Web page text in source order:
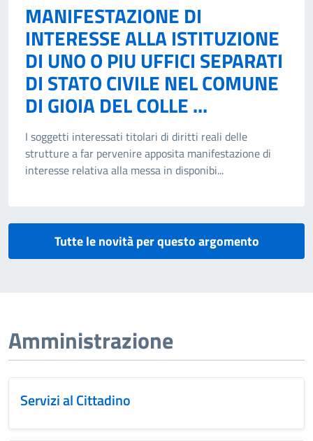
MANIFESTAZIONE DI
INTERESSE ALLA ISTITUZIONE
DI UNO O PIU UFFICI SEPARATI
DI STATO CIVILE NEL COMUNE
DI GIOIA DEL COLLE ...
I soggetti interessati titolari di diritti reali delle
strutture a far pervenire apposita manifestazione di
interesse relativa alla messa in disponibi...
Tutte le novità per questo argomento
Amministrazione
Servizi al Cittadino